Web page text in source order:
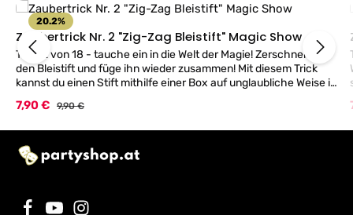
20.2%
Zaubertrick Nr. 2 "Zig-Zag Bleistift" Magic Show
Trick 2 von 18 - tauche ein in die Welt der Magie! Zerschneide
den Bleistift und füge ihn wieder zusammen! Mit diesem Trick
kannst du einen Stift mithilfe einer Box auf unglaubliche Weise in
zusammenfügen! Die leicht verständliche, bebilderte Anleitung
erhältst du 5 Tickets, mit denen du zu deiner eigenen MAGIC
SHOW einladen kannst. Geeignet für Nachwuchszauberer ab 6
Verkaufspreis:
7,90 € Regulärer Preis:
9,90 €